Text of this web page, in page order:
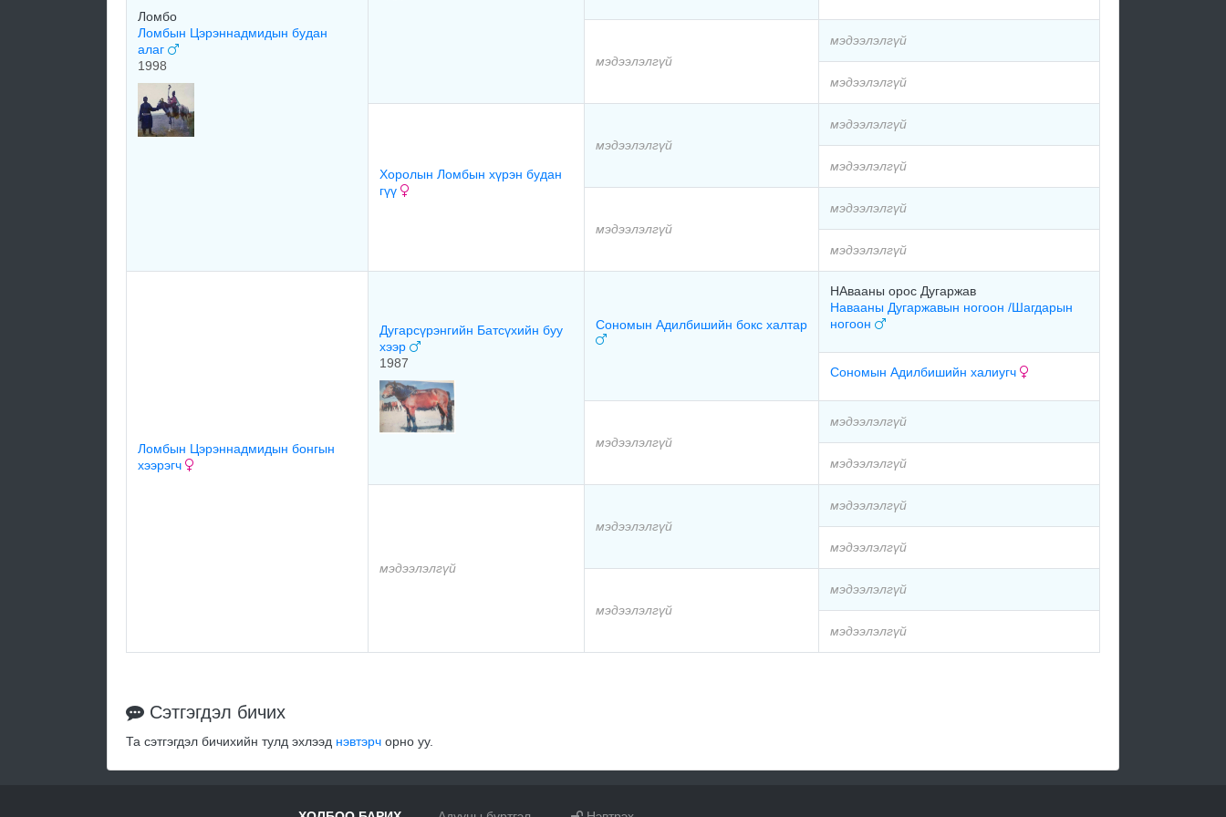
Ломбо
Ломбын Цэрэннадмидын будан
алаг
1998
мэдээлэлгүй
мэдээлэлгүй
мэдээлэлгүй
Хоролын Ломбын хүрэн будан
гүү
мэдээлэлгүй
мэдээлэлгүй
мэдээлэлгүй
мэдээлэлгүй
мэдээлэлгүй
мэдээлэлгүй
Ломбын Цэрэннадмидын бонгын
хээрэгч
Дугарсүрэнгийн Батсүхийн буу
хээр
1987
Сономын Адилбишийн бокс халтар
НАвааны орос Дугаржав
Навааны Дугаржавын ногоон /Шагдарын
ногоон
Сономын Адилбишийн халиугч
мэдээлэлгүй
мэдээлэлгүй
мэдээлэлгүй
мэдээлэлгүй
мэдээлэлгүй
мэдээлэлгүй
мэдээлэлгүй
мэдээлэлгүй
мэдээлэлгүй
мэдээлэлгүй
Сэтгэгдэл бичих
Та сэтгэгдэл бичихийн тулд эхлээд нэвтэрч орно уу.